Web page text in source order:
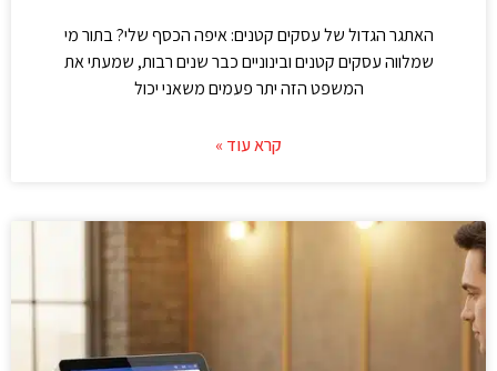
האתגר הגדול של עסקים קטנים: איפה הכסף שלי? בתור מי
שמלווה עסקים קטנים ובינוניים כבר שנים רבות, שמעתי את
המשפט הזה יתר פעמים משאני יכול
קרא עוד »